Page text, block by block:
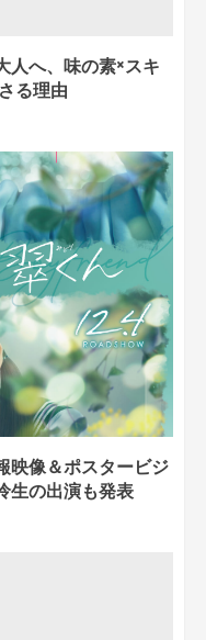
人へ、味の素×スキ
る理由
映像＆ポスタービジ
生の出演も発表